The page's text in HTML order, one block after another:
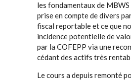
les fondamentaux de MBWS
prise en compte de divers
fiscal reportable et ce que
incidence potentielle de
par la COFEPP via une
cédant des actifs très
Le cours a depuis remonté